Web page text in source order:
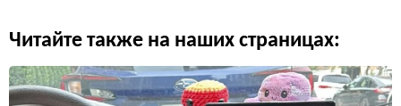
Читайте также на наших страницах: